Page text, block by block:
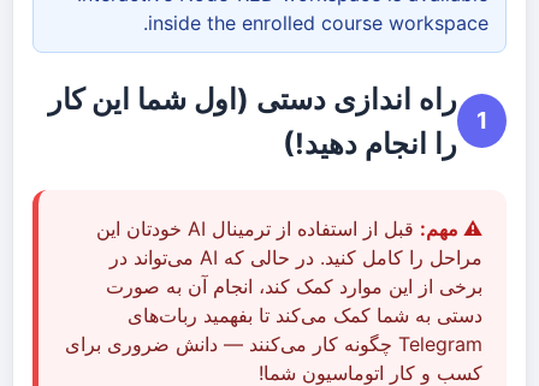
inside the enrolled course workspace.
1
راه اندازی دستی (اول شما این کار
را انجام دهید!)
⚠️ مهم:
قبل از استفاده از ترمینال AI خودتان این
مراحل را کامل کنید. در حالی که AI می‌تواند در
برخی از این موارد کمک کند، انجام آن به صورت
دستی به شما کمک می‌کند تا بفهمید ربات‌های
Telegram چگونه کار می‌کنند — دانش ضروری برای
کسب و کار اتوماسیون شما!